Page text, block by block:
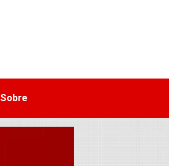
Sobre